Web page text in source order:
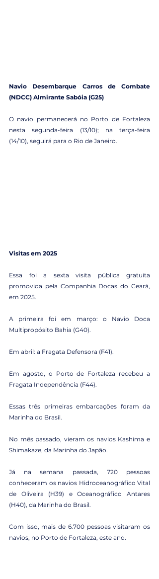
Navio Desembarque Carros de Combate
(NDCC) Almirante Sabóia (G25)
O navio permanecerá no Porto de Fortaleza
nesta segunda-feira (13/10); na terça-feira
(14/10), seguirá para o Rio de Janeiro.
Visitas em 2025
Essa foi a sexta visita pública gratuita
promovida pela Companhia Docas do Ceará,
em 2025.
A primeira foi em março: o Navio Doca
Multipropósito Bahia (G40).
Em abril: a Fragata Defensora (F41).
Em agosto, o Porto de Fortaleza recebeu a
Fragata Independência (F44).
Essas três primeiras embarcações foram da
Marinha do Brasil.
No mês passado, vieram os navios Kashima e
Shimakaze, da Marinha do Japão.
Já na semana passada, 720 pessoas
conheceram os navios Hidroceanográfico Vital
de Oliveira (H39) e Oceanográfico Antares
(H40), da Marinha do Brasil.
Com isso, mais de 6.700 pessoas visitaram os
navios, no Porto de Fortaleza, este ano.